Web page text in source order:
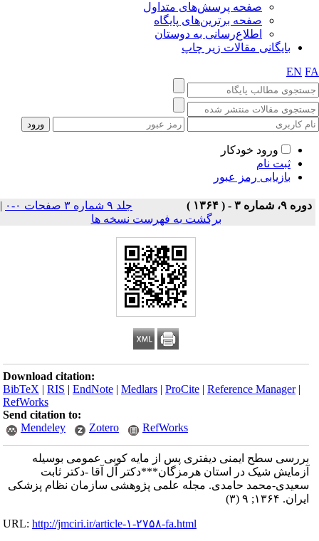
صفحه پرسش‌های متداول
صفحه برترین‌های پایگاه
اطلاع‌رسانی به دوستان
بایگانی مقالات زیر چاپ
EN
ورود خودکار
ثبت نام
بازیابی رمز عبور
دوره ۹، شماره ۳ - ( ۱۳۶۴ ) جلد ۹ شماره ۳ صفحات ۰-۰
|
برگشت به فهرست نسخه ها
Download citation:
BibTeX |RIS |EndNote |Medlars |ProCite |Reference Manager
RefWorks
Send citation to:
Mendeley
Zotero RefWorks
بررسی سطح ایمنی دیفتری پس از مایه کوبی عمومی بوسیله
آزمایش شیک در استان هرمزگان***دکتر آل آقا -دکتر ثابت
سعیدی-محمد حامدی. مجله علمی پژوهشی سازمان نظام پزشکی
ایران. ۱۳۶۴; ۹ (۳)
URL:http://jmciri.ir/article-۱-۲۷۵۸-fa.html